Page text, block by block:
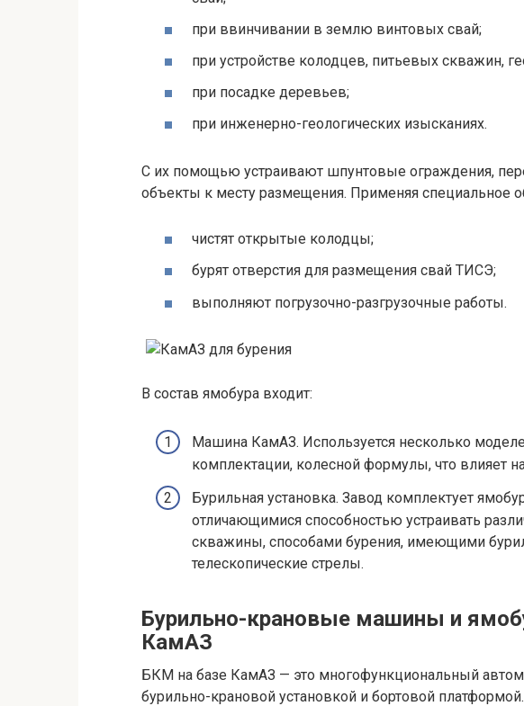
при ввинчивании в землю винтовых свай;
при устройстве колодцев, питьевых скважин,
при посадке деревьев;
при инженерно-геологических изысканиях.
С их помощью устраивают шпунтовые ограждения,
объекты к месту размещения. Применяя специальное
чистят открытые колодцы;
бурят отверстия для размещения свай ТИСЭ;
выполняют погрузочно-разгрузочные работы.
В состав ямобура входит:
Машина КамАЗ. Используется несколько
комплектации, колесной формулы, что влияет
Бурильная установка. Завод комплектует
отличающимися способностью устраивать
скважины, способами бурения, имеющими
телескопические стрелы.
Бурильно-крановые машины и
КамАЗ
БКМ на базе КамАЗ — это многофункциональный
бурильно-крановой установкой и бортовой